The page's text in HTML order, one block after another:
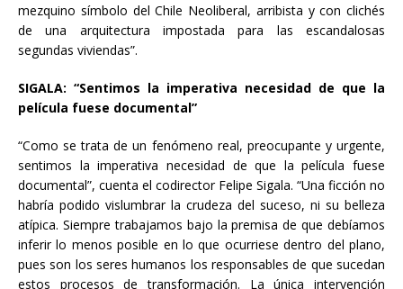
mezquino símbolo del Chile Neoliberal, arribista y con clichés
de una arquitectura impostada para las escandalosas
segundas viviendas”.
SIGALA: “Sentimos la imperativa necesidad de que la
película fuese documental”
“Como se trata de un fenómeno real, preocupante y urgente,
sentimos la imperativa necesidad de que la película fuese
documental”, cuenta el codirector Felipe Sigala. “Una ficción no
habría podido vislumbrar la crudeza del suceso, ni su belleza
atípica. Siempre trabajamos bajo la premisa de que debíamos
inferir lo menos posible en lo que ocurriese dentro del plano,
pues son los seres humanos los responsables de que sucedan
estos procesos de transformación. La única intervención